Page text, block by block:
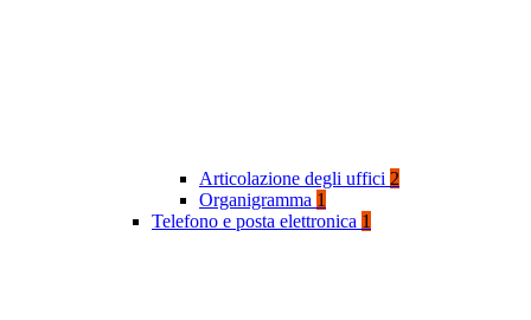
Articolazione degli uffici 2
Organigramma 1
Telefono e posta elettronica 1